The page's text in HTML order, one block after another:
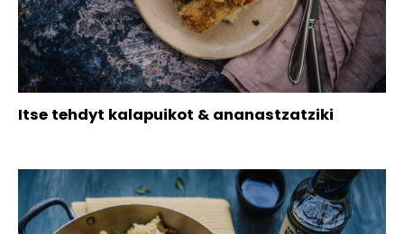
Itse tehdyt kalapuikot & ananastzatziki